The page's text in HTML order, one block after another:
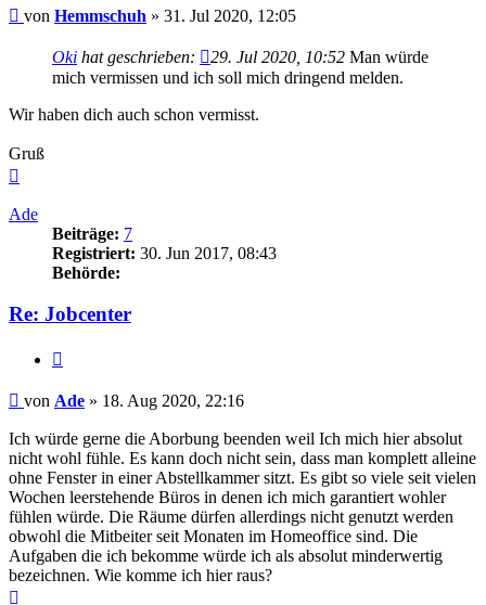
Beitrag
von Hemmschuh » 31. Jul 2020, 12:05
Oki hat geschrieben: 29. Jul 2020, 10:52 Man würde
mich vermissen und ich soll mich dringend melden.
Wir haben dich auch schon vermisst.
Gruß
Ade
Beiträge: 7
Registriert: 30. Jun 2017, 08:43
Behörde:
Re: Jobcenter
Beitrag
von Ade » 18. Aug 2020, 22:16
Ich würde gerne die Aborbung beenden weil Ich mich hier absolut
nicht wohl fühle. Es kann doch nicht sein, dass man komplett alleine
ohne Fenster in einer Abstellkammer sitzt. Es gibt so viele seit vielen
Wochen leerstehende Büros in denen ich mich garantiert wohler
fühlen würde. Die Räume dürfen allerdings nicht genutzt werden
obwohl die Mitbeiter seit Monaten im Homeoffice sind. Die
Aufgaben die ich bekomme würde ich als absolut minderwertig
bezeichnen. Wie komme ich hier raus?